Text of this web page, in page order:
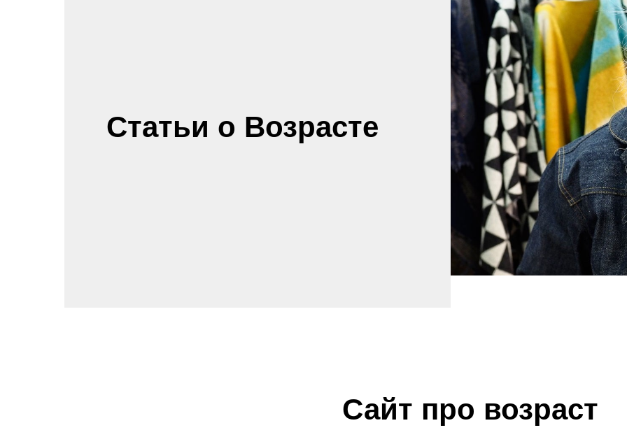
Статьи о Возрасте
Сайт про возраст